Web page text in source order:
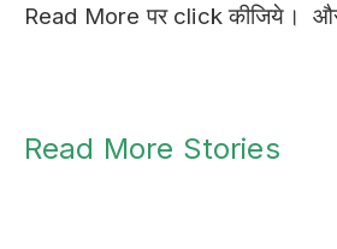
Read More पर click कीजिये। और
Read More Stories